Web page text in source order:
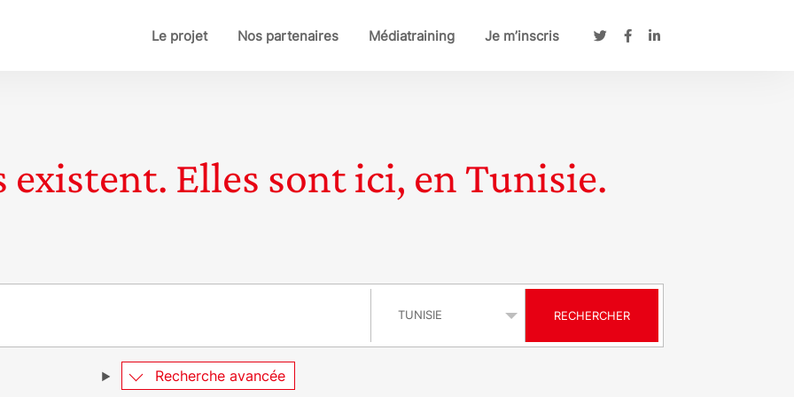
Le projet Nos partenaires Médiatraining Je m’inscris
existent. Elles sont ici, en Tunisie.
RECHERCHER
Recherche avancée